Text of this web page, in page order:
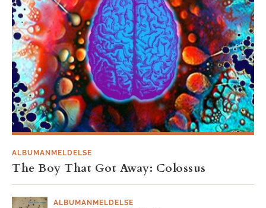
ALBUMANMELDELSE
The Boy That Got Away: Colossus
ALBUMANMELDELSE